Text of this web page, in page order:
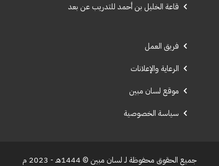
قاعة الخليل بن أحمد للتدريب عن بعد
فريق العمل
الرعاية والإعلانات
موقع لسان مبين
سياسة الخصوصية
جميع الحقوق محفوظة لـ لسان مبين © 1444هـ - 2023 م